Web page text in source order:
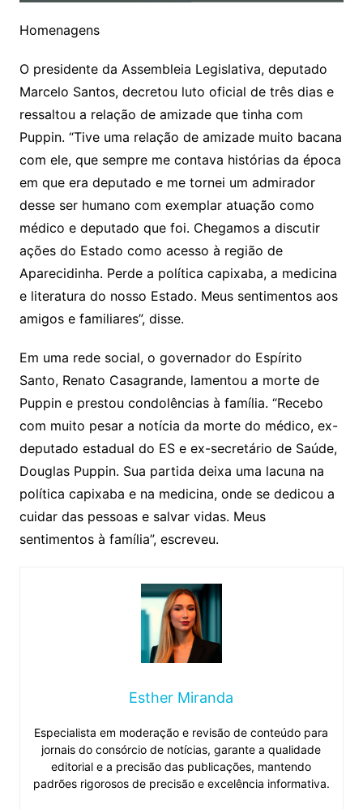
Homenagens
O presidente da Assembleia Legislativa, deputado
Marcelo Santos, decretou luto oficial de três dias e
ressaltou a relação de amizade que tinha com
Puppin. “Tive uma relação de amizade muito bacana
com ele, que sempre me contava histórias da época
em que era deputado e me tornei um admirador
desse ser humano com exemplar atuação como
médico e deputado que foi. Chegamos a discutir
ações do Estado como acesso à região de
Aparecidinha. Perde a política capixaba, a medicina
e literatura do nosso Estado. Meus sentimentos aos
amigos e familiares”, disse.
Em uma rede social, o governador do Espírito
Santo, Renato Casagrande, lamentou a morte de
Puppin e prestou condolências à família. “Recebo
com muito pesar a notícia da morte do médico, ex-
deputado estadual do ES e ex-secretário de Saúde,
Douglas Puppin. Sua partida deixa uma lacuna na
política capixaba e na medicina, onde se dedicou a
cuidar das pessoas e salvar vidas. Meus
sentimentos à família”, escreveu.
Esther Miranda
Especialista em moderação e revisão de conteúdo para
jornais do consórcio de notícias, garante a qualidade
editorial e a precisão das publicações, mantendo
padrões rigorosos de precisão e excelência informativa.